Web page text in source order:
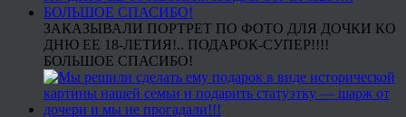
ЗАКАЗЫВАЛИ ПОРТРЕТ ПО ФОТО ДЛЯ ДОЧКИ КО
ДНЮ ЕЕ 18-ЛЕТИЯ!.. ПОДАРОК-СУПЕР!!!!
БОЛЬШОЕ СПАСИБО!